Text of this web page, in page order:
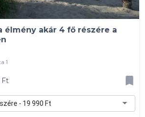
élmény akár 4 fő részére a
1
Ft
- 19 990 Ft